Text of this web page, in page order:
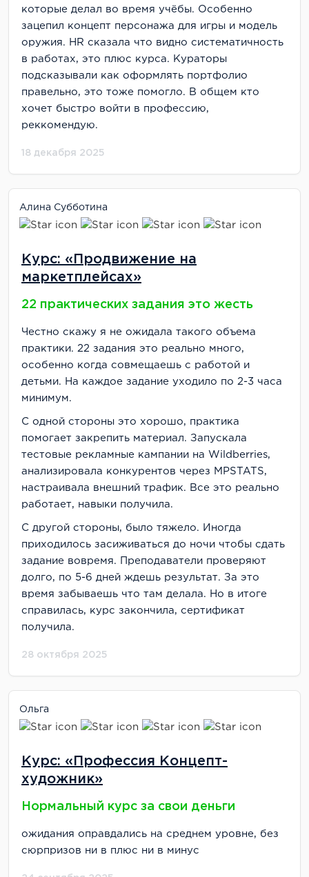
которые делал во время учёбы. Особенно
зацепил концепт персонажа для игры и модель
оружия. HR сказала что видно систематичность
в работах, это плюс курса. Кураторы
подсказывали как оформлять портфолио
правельно, это тоже помогло. В общем кто
хочет быстро войти в профессию,
реккомендую.
18 декабря 2025
Алина Субботина
Курс: «Продвижение на
маркетплейсах»
22 практических задания это жесть
Честно скажу я не ожидала такого объема
практики. 22 задания это реально много,
особенно когда совмещаешь с работой и
детьми. На каждое задание уходило по 2-3 часа
минимум.
С одной стороны это хорошо, практика
помогает закрепить материал. Запускала
тестовые рекламные кампании на Wildberries,
анализировала конкурентов через MPSTATS,
настраивала внешний трафик. Все это реально
работает, навыки получила.
С другой стороны, было тяжело. Иногда
приходилось засиживаться до ночи чтобы сдать
задание вовремя. Преподаватели проверяют
долго, по 5-6 дней ждешь результат. За это
время забываешь что там делала. Но в итоге
справилась, курс закончила, сертификат
получила.
28 октября 2025
Ольга
Курс: «Профессия Концепт-
художник»
Нормальный курс за свои деньги
ожидания оправдались на среднем уровне, без
сюрпризов ни в плюс ни в минус